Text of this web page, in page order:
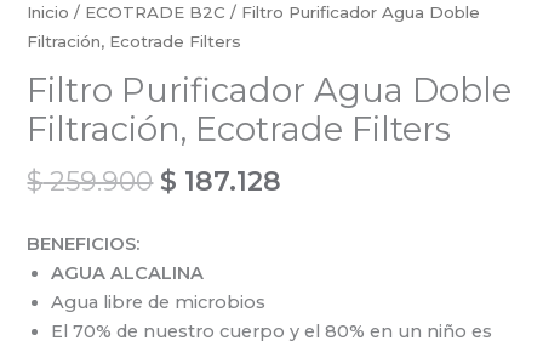
Inicio / ECOTRADE B2C / Filtro Purificador Agua Doble
Filtración, Ecotrade Filters
Filtro Purificador Agua Doble
Filtración, Ecotrade Filters
$259.900 $ 187.128
BENEFICIOS:
AGUA ALCALINA
Agua libre de microbios
El 70% de nuestro cuerpo y el 80% en un niño es